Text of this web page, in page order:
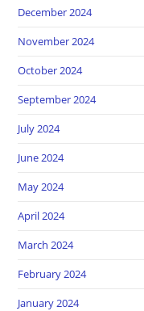
December 2024
November 2024
October 2024
September 2024
July 2024
June 2024
May 2024
April 2024
March 2024
February 2024
January 2024